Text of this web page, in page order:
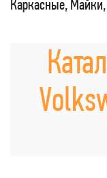
Каркасные,